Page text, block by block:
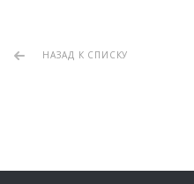
НАЗАД К СПИСКУ